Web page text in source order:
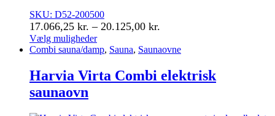
SKU: D52-200500
17.066,25 kr. – 20.125,00 kr.
til
Vælg muligheder
Dette
har
flere
varianter.
Combi sauna/damp, Sauna, Saunaovne
Harvia Virta Combi elektrisk
saunaovn